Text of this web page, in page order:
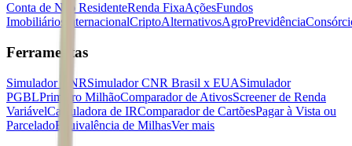
Conta de Não ResidenteRenda FixaAçõesFundos
Imobiliários
InternacionalCriptoAlternativosAgroPrevidência
Ferramentas
Simulador CNRSimulador CNR Brasil x EUASimulador
PGBLPrimeiro MilhãoComparador de AtivosScreener de Renda
VariávelCalculadora de IRComparador de CartõesPagar à Vista ou
ParceladoEquivalência de MilhasVer mais